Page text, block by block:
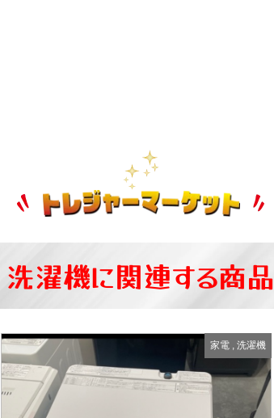
洗濯機に関連する商品
家電, 洗濯機